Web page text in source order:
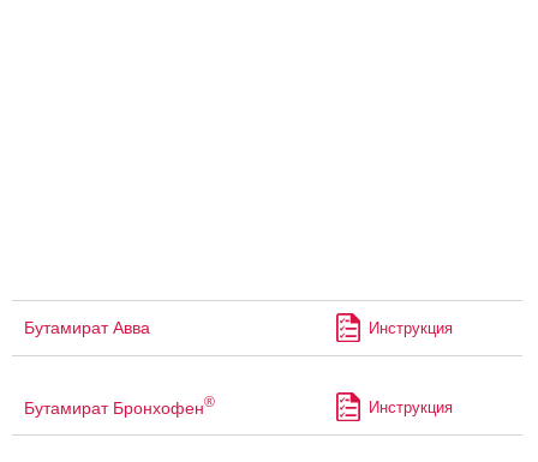
Бутамират Авва Инструкция
Бутамират Бронхофен® Инструкция